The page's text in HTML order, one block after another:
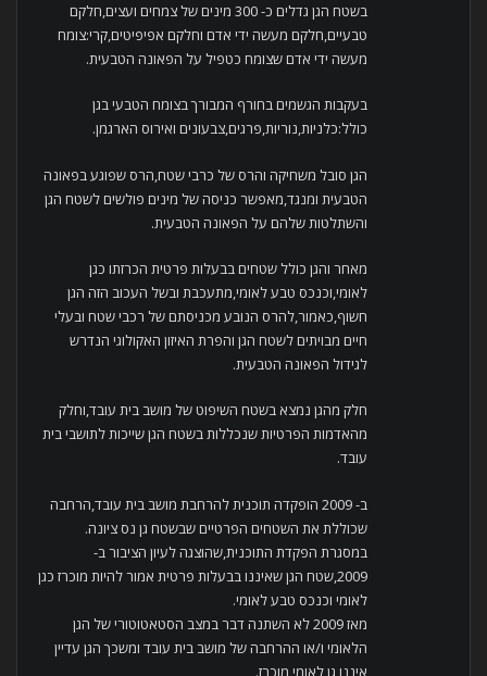
בשטח הגן גדלים כ- 300 מינים של צמחים ועצים,חלקם
טבעיים,חלקם מעשה ידי אדם וחלקם אפיפיטים,קרי:צומח
מעשה ידי אדם שצומח כטפיל על הפאונה הטבעית.
בעקבות הגשמים בחורף המבורך בצומח הטבעי בגן
כולל:כלניות,נוריות,פרגים,צבעונים ואירוס הארגמן.
הגן סובל משחיקה והרס של כרבי שטח,הרס שפוגע בפאונה
הטבעית ומנגד,מאפשר כניסה של מינים פולשים לשטח הגן
והשתלטות שלהם על הפאונה הטבעית.
מאחר והגן כולל שטחים בבעלות פרטית הכרזתו כגן
לאומי,וכנכס טבע לאומי,מתעכבת ובשל העכוב הזה הגן
חשוף,כאמור,להרס הנובע מכניסתם של רכבי שטח ובעלי
חיים מבויתים לשטח הגן והפרת האיזון האקולוגי הנדרש
לגידול הפאונה הטבעית.
חלק מהגן נמצא בשטח השיפוט של מושב בית עובד,וחלק
מהאדמות הפרטיות שנכללות בשטח הגן שייכות לתושבי בית
עובד.
ב- 2009 הופקדה תוכנית להרחבת מושב בית עובד,הרחבה
שכוללת את השטחים הפרטיים שבשטח גן נס ציונה.
במסגרת הפקדת התוכנית,שהוצגה לעיון הציבור ב-
2009,שטח הגן שאיננו בבעלות פרטית אמור להיות מוכרז כגן
לאומי וכנכס טבע לאומי.
מאז 2009 לא השתנה דבר במצב הסטאטוטורי של הגן
הלאומי ו/או ההרחבה של מושב בית עובד ומשכך הגן עדיין
איננו גן לאומי מוכרז.